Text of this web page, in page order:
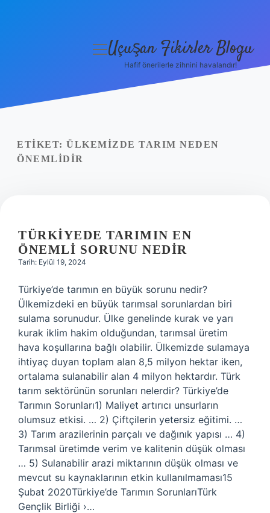
Yasal Uyarı
menüyü
Uçuşan Fikirler Blogu
Hafif önerilerle zihnini havalandır!
ETIKET: ÜLKEMIZDE TARIM NEDEN
ÖNEMLIDIR
TÜRKIYEDE TARIMIN EN
ÖNEMLI SORUNU NEDIR
Tarih: Eylül 19, 2024
Türkiye’de tarımın en büyük sorunu nedir?
Ülkemizdeki en büyük tarımsal sorunlardan biri
sulama sorunudur. Ülke genelinde kurak ve yarı
kurak iklim hakim olduğundan, tarımsal üretim
hava koşullarına bağlı olabilir. Ülkemizde sulamaya
ihtiyaç duyan toplam alan 8,5 milyon hektar iken,
ortalama sulanabilir alan 4 milyon hektardır. Türk
tarım sektörünün sorunları nelerdir? Türkiye’de
Tarımın Sorunları1) Maliyet artırıcı unsurların
olumsuz etkisi. … 2) Çiftçilerin yetersiz eğitimi. …
3) Tarım arazilerinin parçalı ve dağınık yapısı … 4)
Tarımsal üretimde verim ve kalitenin düşük olması
… 5) Sulanabilir arazi miktarının düşük olması ve
mevcut su kaynaklarının etkin kullanılmaması15
Şubat 2020Türkiye’de Tarımın SorunlarıTürk
Gençlik Birliği ›…